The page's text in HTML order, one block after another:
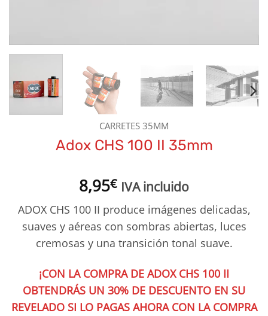
CARRETES 35MM
Adox CHS 100 II 35mm
8,95€ IVA incluido
ADOX CHS 100 II produce imágenes delicadas,
suaves y aéreas con sombras abiertas, luces
cremosas y una transición tonal suave.
¡CON LA COMPRA DE ADOX CHS 100 II
OBTENDRÁS UN 30% DE DESCUENTO EN SU
REVELADO SI LO PAGAS AHORA CON LA COMPRA